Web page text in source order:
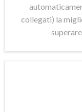
collegati) la